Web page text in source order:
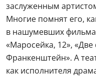
заслуженным
Многие помнят его,
в нашумевших
«Маросейка, 12»,
Франкенштейн». А
как исполнителя